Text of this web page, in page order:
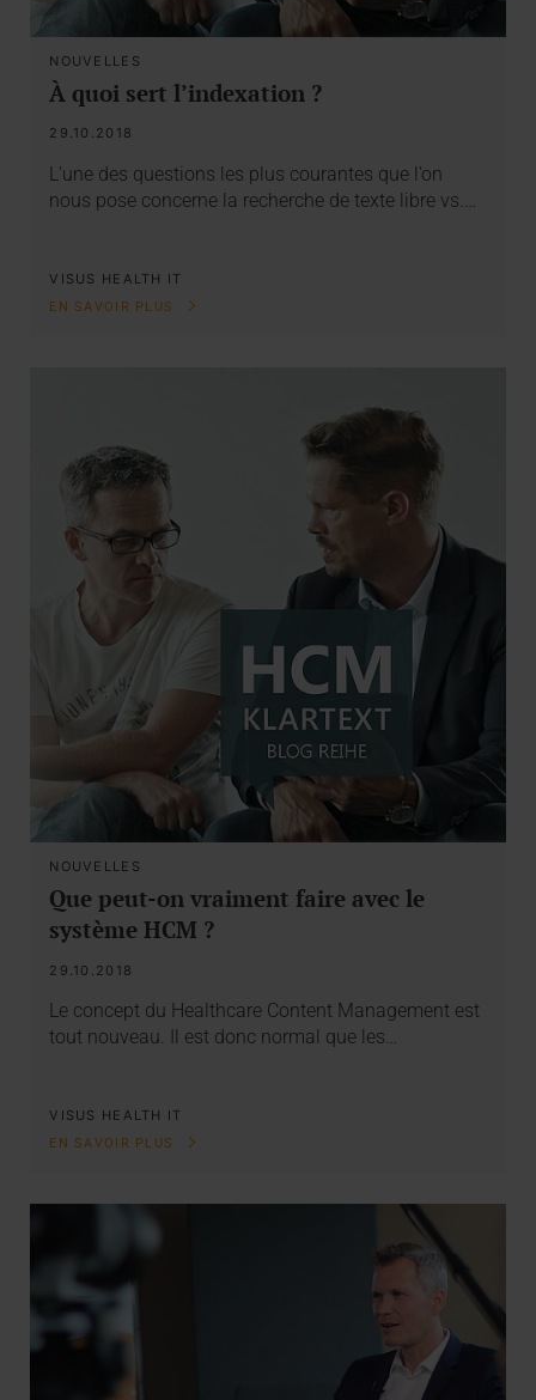
NOUVELLES
À quoi sert l’indexation ?
29.10.2018
L’une des questions les plus courantes que l’on
nous pose concerne la recherche de texte libre vs.…
VISUS HEALTH IT
EN SAVOIR PLUS
NOUVELLES
Que peut-on vraiment faire avec le
système HCM ?
29.10.2018
Le concept du Healthcare Content Management est
tout nouveau. Il est donc normal que les…
VISUS HEALTH IT
EN SAVOIR PLUS